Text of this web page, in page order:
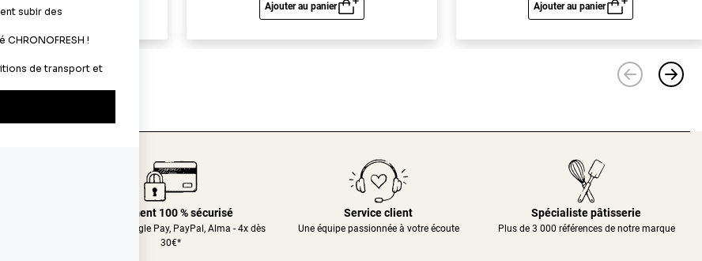
Ajouter au panier
Aperçu rapide
Ajouter au panier
Aperçu rapide
Ajouter au panier
Aperçu rapide
Paiement 100 % sécurisé
CB, Apple&Google Pay, PayPal, Alma - 4x dès
30€*
Service client
Une équipe passionnée à votre écoute
Spécialiste pâtisserie
Plus de 3 000 références de notre marque